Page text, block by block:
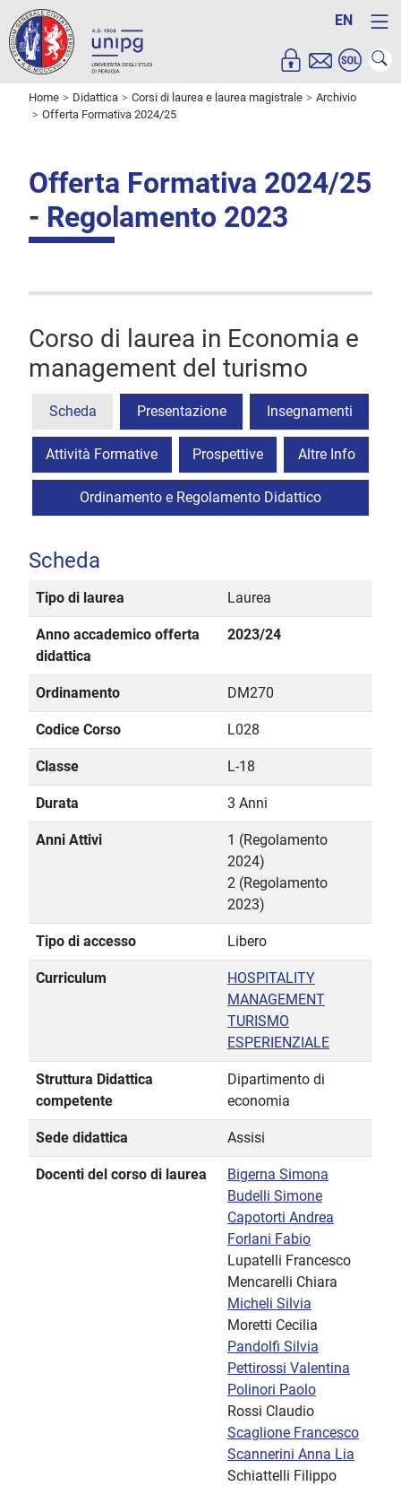
EN
Home Didattica Corsi di laurea e laurea magistrale
Archivio
Offerta Formativa 2024/25
Offerta Formativa 2024/25
- Regolamento 2023
Corso di laurea in Economia e
management del turismo
Scheda Presentazione Insegnamenti
Attività Formative Prospettive Altre Info
Ordinamento e Regolamento Didattico
Scheda
Tipo di laurea Laurea
Anno accademico offerta
didattica
2023/24
Ordinamento DM270
Codice Corso L028
Classe L-18
Durata 3 Anni
Anni Attivi
1 (Regolamento
2024)
2 (Regolamento
2023)
Tipo di accesso Libero
Curriculum
HOSPITALITY
MANAGEMENT
TURISMO
ESPERIENZIALE
Struttura Didattica
competente
Dipartimento di
economia
Sede didattica Assisi
Docenti del corso di laurea
Bigerna Simona
Budelli Simone
Capotorti Andrea
Forlani Fabio
Lupatelli Francesco
Mencarelli Chiara
Micheli Silvia
Moretti Cecilia
Pandolfi Silvia
Pettirossi Valentina
Polinori Paolo
Rossi Claudio
Scaglione Francesco
Scannerini Anna Lia
Schiattelli Filippo